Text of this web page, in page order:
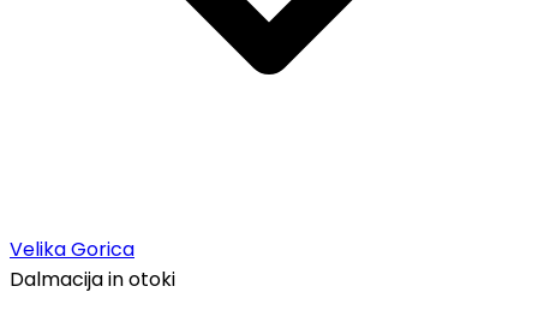
Velika Gorica
Dalmacija in otoki